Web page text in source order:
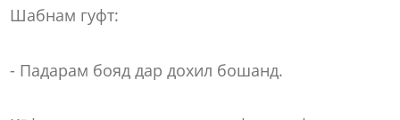
Шабнам гуфт:
- Падарам бояд дар дохил бошанд.